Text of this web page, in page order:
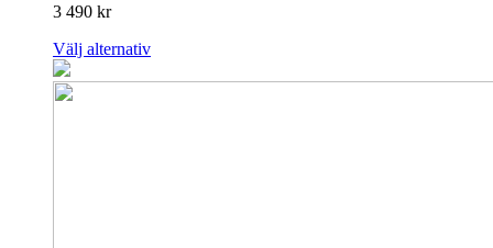
3 490 kr
Välj alternativDen
produkten